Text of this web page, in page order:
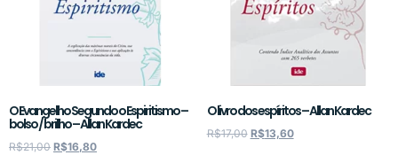
O Evangelho Segundo o Espiritismo –
bolso / brilho – Allan Kardec
R$21,00 R$16,80
O livro dos espíritos – Allan Kardec
R$17,00 R$13,60